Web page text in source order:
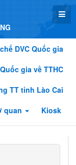
DVC Quốc gia
gia về TTHC
TT tỉnh Lào Cai
quan Kiosk